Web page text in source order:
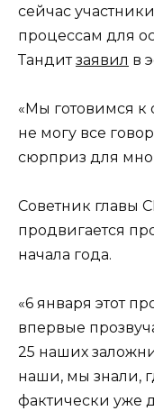
сейчас
процессам для
Тандитзаявил в
«Мы готовимся
не могу все
сюрприз для
Советник главы
продвигается
начала года.
«6 января этот
впервые
25 наших
наши, мы знали,
фактически уже